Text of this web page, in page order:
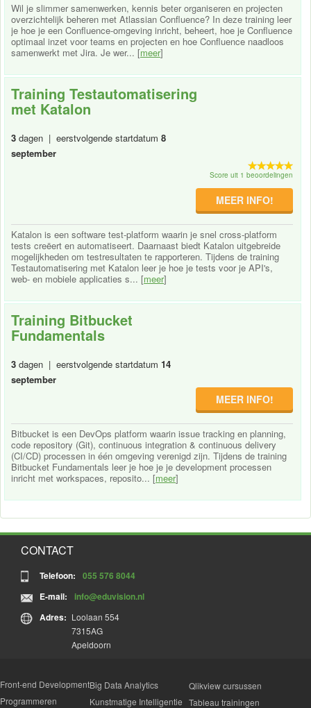
Wil je slimmer samenwerken, kennis beter organiseren en projecten
overzichtelijk beheren met Atlassian Confluence? In deze training leer
je hoe je een Confluence-omgeving inricht, beheert, hoe je Confluence
optimaal inzet voor teams en projecten en hoe Confluence naadloos
samenwerkt met Jira. Je wer... [meer]
Training Testautomatisering
met Katalon
3 dagen | eerstvolgende startdatum 8
september
Score uit 1 beoordelingen
MEER INFO!
Katalon is een software test-platform waarin je snel cross-platform
tests creëert en automatiseert. Daarnaast biedt Katalon uitgebreide
mogelijkheden om testresultaten te rapporteren. Tijdens de training
Testautomatisering met Katalon leer je hoe je tests voor je API's,
web- en mobiele applicaties s... [meer]
Training Bitbucket
Fundamentals
3 dagen | eerstvolgende startdatum 14
september
MEER INFO!
Bitbucket is een DevOps platform waarin issue tracking en planning,
code repository (Git), continuous integration & continuous delivery
(CI/CD) processen in één omgeving verenigd zijn. Tijdens de training
Bitbucket Fundamentals leer je hoe je je development processen
inricht met workspaces, reposito... [meer]
CONTACT
Telefoon:
055 576 8044
E-mail:
info@eduvision.nl
Adres: Loolaan 554
7315AG
Apeldoorn
Front-end Development
Programmeren
Big Data Analytics
Kunstmatige Intelligentie
Qlikview cursussen
Tableau trainingen